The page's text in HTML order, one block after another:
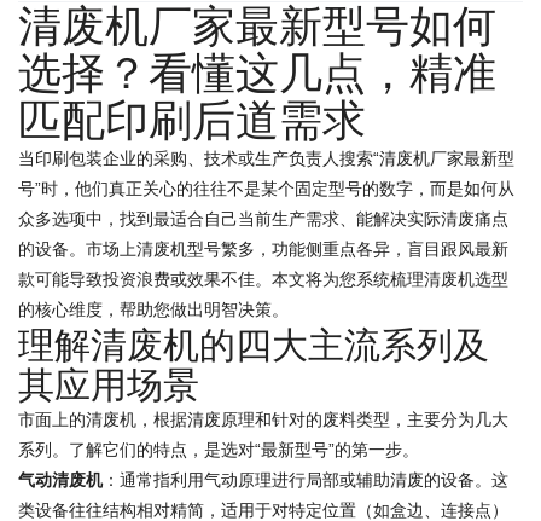
清废机厂家最新型号如何
选择？看懂这几点，精准
匹配印刷后道需求
当印刷包装企业的采购、技术或生产负责人搜索“清废机厂家最新型
号”时，他们真正关心的往往不是某个固定型号的数字，而是如何从
众多选项中，找到最适合自己当前生产需求、能解决实际清废痛点
的设备。市场上清废机型号繁多，功能侧重点各异，盲目跟风最新
款可能导致投资浪费或效果不佳。本文将为您系统梳理清废机选型
的核心维度，帮助您做出明智决策。
理解清废机的四大主流系列及
其应用场景
市面上的清废机，根据清废原理和针对的废料类型，主要分为几大
系列。了解它们的特点，是选对“最新型号”的第一步。
气动清废机：通常指利用气动原理进行局部或辅助清废的设备。这
类设备往往结构相对精简，适用于对特定位置（如盒边、连接点）